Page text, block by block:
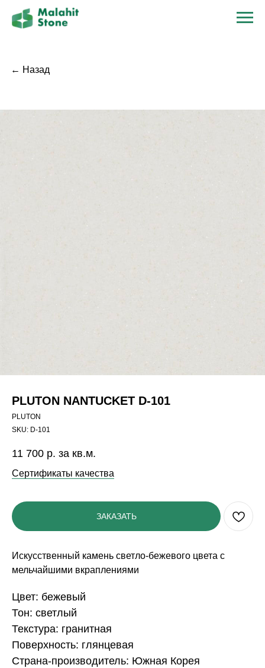
← Назад
PLUTON NANTUCKET D-101
PLUTON
SKU: D-101
11 700 р. за кв.м.
Сертификаты качества
ЗАКАЗАТЬ
Искусственный камень светло-бежевого цвета с
мельчайшими вкраплениями
Цвет: бежевый
Тон: светлый
Текстура: гранитная
Поверхность: глянцевая
Страна-производитель: Южная Корея